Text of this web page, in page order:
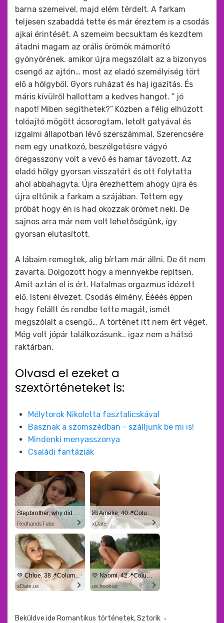
barna szemeivel, majd elém térdelt. A farkam
teljesen szabaddá tette és már éreztem is a csodás
ajkai érintését. A szemeim becsuktam és kezdtem
átadni magam az orális örömök mámorító
gyönyörének. amikor újra megszólalt az a bizonyos
csengő az ajtón… most az eladó személyiség tört
elő a hölgyből. Gyors ruházat és haj igazítás. És
máris kívülről hallottam a kedves hangot. ” jó
napot! Miben segíthetek?” Közben a félig elhúzott
tolóajtó mögött ácsorogtam, letolt gatyával és
izgalmi állapotban lévő szerszámmal. Szerencsére
nem egy unatkozó, beszélgetésre vágyó
öregasszony volt a vevő és hamar távozott. Az
eladó hölgy gyorsan visszatért és ott folytatta
ahol abbahagyta. Újra érezhettem ahogy újra és
újra eltűnik a farkam a szájában. Tettem egy
próbát hogy én is had okozzak örömet neki. De
sajnos arra már nem volt lehetőségünk, így
gyorsan elutasított.
A lábaim remegtek, alig bírtam már állni. De őt nem
zavarta. Dolgozott hogy a mennyekbe repítsen.
Amit aztán el is ért. Hatalmas orgazmus idézett
elő. Isteni élvezet. Csodás élmény. Éééés éppen
hogy felállt és rendbe tette magát, ismét
megszólalt a csengő… A történet itt nem ért véget.
Még volt jópár találkozásunk.. igaz nem a hátsó
raktárban.
Olvasd el ezeket a
szextörténeteket is:
Mélytorok Nikoletta fasztalicskával
Basznak a szomszédban - szálljunk be mi is!
Mindenki menyasszonya
Családi fantáziák
Stepbrother, why did you show me your dick? Now I want to fuck you with my wet pussy
RedhandsTube
💌 Amelie, 40📍Columbus
xDate
💚 Chloe, 38📍Columbus
xDate.us
💛 Naomi, 42📍Columbus
us.hookup
Beküldve ide Romantikus történetek,Sztorik